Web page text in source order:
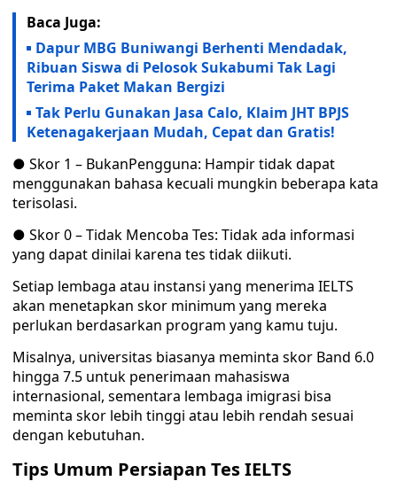
Baca Juga:
Dapur MBG Buniwangi Berhenti Mendadak,
Ribuan Siswa di Pelosok Sukabumi Tak Lagi
Terima Paket Makan Bergizi
Tak Perlu Gunakan Jasa Calo, Klaim JHT BPJS
Ketenagakerjaan Mudah, Cepat dan Gratis!
● Skor 1 – BukanPengguna: Hampir tidak dapat
menggunakan bahasa kecuali mungkin beberapa kata
terisolasi.
● Skor 0 – Tidak Mencoba Tes: Tidak ada informasi
yang dapat dinilai karena tes tidak diikuti.
Setiap lembaga atau instansi yang menerima IELTS
akan menetapkan skor minimum yang mereka
perlukan berdasarkan program yang kamu tuju.
Misalnya, universitas biasanya meminta skor Band 6.0
hingga 7.5 untuk penerimaan mahasiswa
internasional, sementara lembaga imigrasi bisa
meminta skor lebih tinggi atau lebih rendah sesuai
dengan kebutuhan.
Tips Umum Persiapan Tes IELTS